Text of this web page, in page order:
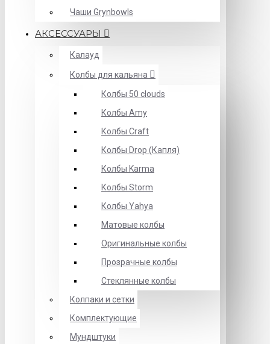
Чаши Grynbowls
АКСЕССУАРЫ
Калауд
Колбы для кальяна
Колбы 50 clouds
Колбы Amy
Колбы Craft
Колбы Drop (Капля)
Колбы Karma
Колбы Storm
Колбы Yahya
Матовые колбы
Оригинальные колбы
Прозрачные колбы
Стеклянные колбы
Колпаки и сетки
Комплектующие
Мундштуки